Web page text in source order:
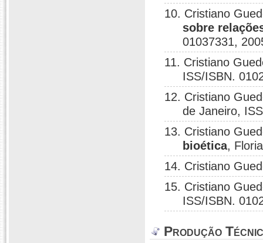
10. Cristiano
sobre
01037331,
11. Cristiano
ISS/ISBN.
12. Cristiano
de Janeiro,
13. Cristiano
bioética,
14. Cristiano
15. Cristiano
ISS/ISBN.
Produção